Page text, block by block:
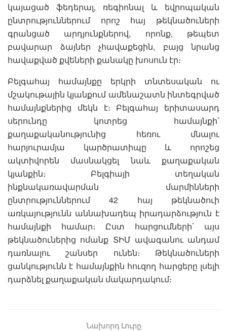
կայացած ֆեդերալ, ռեգիոնալ և եվրոպական
ընտրություններում որոշ հայ թեկնածուների
գրանցած արդյունքներով, որոնք, թեպետ
բավարար ձայներ չհավաքեցին, բայց նրանց
հավաքված քվեների քանակը խոսուն էր։
Բելգահայ համայնքը երկրի տնտեսական ու
մշակութային կյանքում ամենաշատն ինտեգրված
համայնքներից մեկն է։ Բելգահայ երիտասարդ
սերունդը կոտրեց համայնքի՝
քաղաքականությունից հեռու մնալու
հարյուրամյա կարծրատիպը և որոշեց
ակտիվորեն մասնակցել նաև քաղաքական
կյանքին։ Բելգիայի տեղական
ինքնակառավարման մարմինների
ընտրություններում 42 հայ թեկնածուի
առկայությունն աննախադեպ իրադարձություն է
համայնքի համար։ Ըստ հարցումների՝ այս
թեկնածուներից ոմանք ՏԻՄ ավագանու անդամ
դառնալու շանսեր ունեն։ Թեկնածուների
ցանկությունն է համայնքին հուզող հարցերը լսելի
դարձնել քաղաքական մակարդակում։
Նախորդ Լուրը